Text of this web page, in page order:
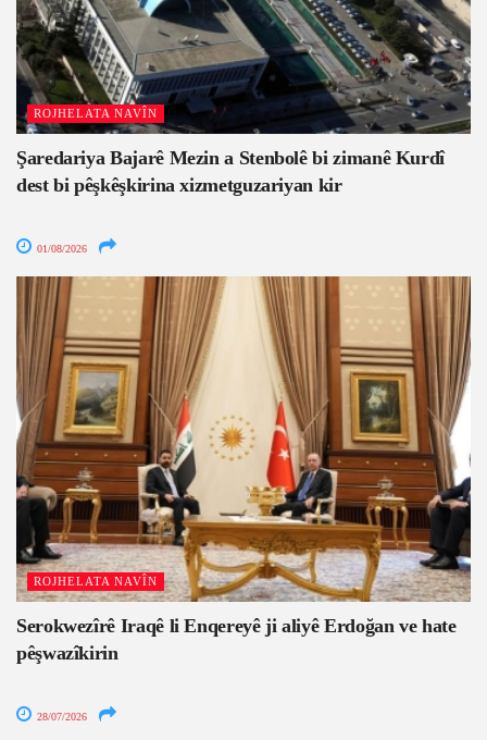
ROJHELATA NAVÎN
Şaredariya Bajarê Mezin a Stenbolê bi zimanê Kurdî
dest bi pêşkêşkirina xizmetguzariyan kir
01/08/2026
ROJHELATA NAVÎN
Serokwezîrê Iraqê li Enqereyê ji aliyê Erdoğan ve hate
pêşwazîkirin
28/07/2026